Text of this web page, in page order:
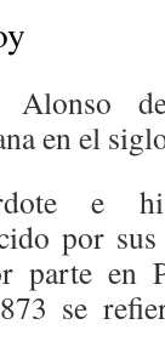
Alonso
en el
e
por
parte en
se